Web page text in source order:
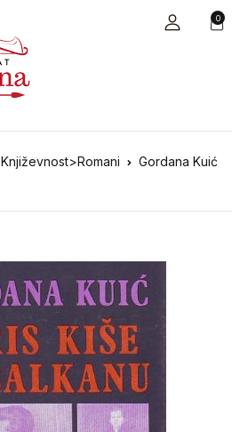
0
Književnost>Romani
Gordana Kuić